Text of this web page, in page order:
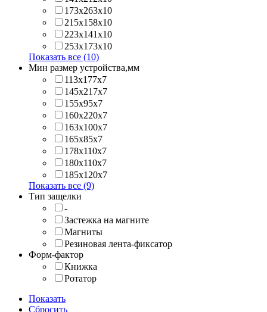
173х263x10
215х158x10
223х141x10
253х173x10
Показать все (10)
Мин размер устройства,мм
113x177x7
145x217x7
155x95x7
160x220x7
163x100x7
165x85x7
178x110x7
180x110x7
185x120x7
Показать все (9)
Тип защелки
-
Застежка на магните
Магниты
Резиновая лента-фиксатор
Форм-фактор
Книжка
Ротатор
Показать
Сбросить